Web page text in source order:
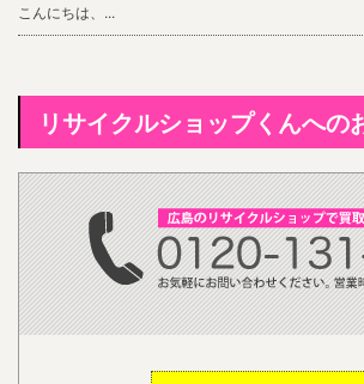
こんにちは、...
リサイクルショップくんへの